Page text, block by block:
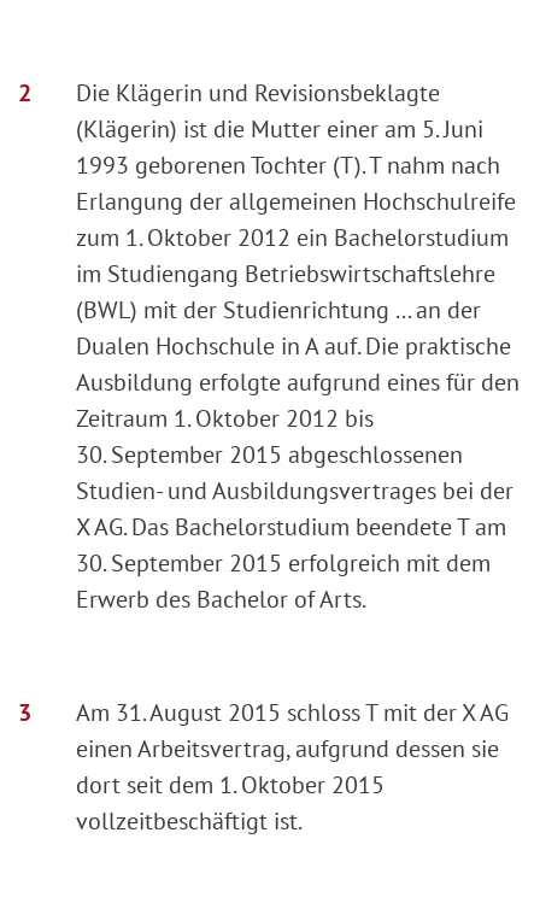
Die Klägerin und Revisionsbeklagte
(Klägerin) ist die Mutter einer am 5. Juni
1993 geborenen Tochter (T). T nahm nach
Erlangung der allgemeinen Hochschulreife
zum 1. Oktober 2012 ein Bachelorstudium
im Studiengang Betriebswirtschaftslehre
(BWL) mit der Studienrichtung ... an der
Dualen Hochschule in A auf. Die praktische
Ausbildung erfolgte aufgrund eines für den
Zeitraum 1. Oktober 2012 bis
30. September 2015 abgeschlossenen
Studien- und Ausbildungsvertrages bei der
X AG. Das Bachelorstudium beendete T am
30. September 2015 erfolgreich mit dem
Erwerb des Bachelor of Arts.
Am 31. August 2015 schloss T mit der X AG
einen Arbeitsvertrag, aufgrund dessen sie
dort seit dem 1. Oktober 2015
vollzeitbeschäftigt ist.